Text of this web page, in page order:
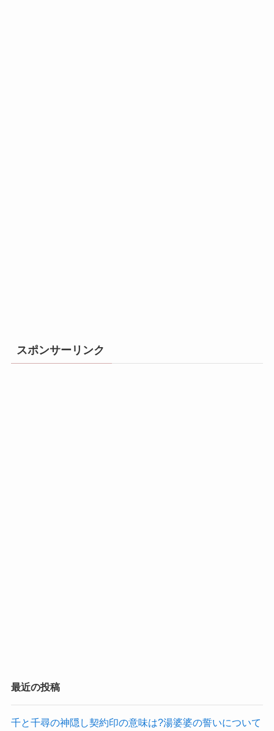
スポンサーリンク
最近の投稿
千と千尋の神隠し契約印の意味は?湯婆婆の誓いについて